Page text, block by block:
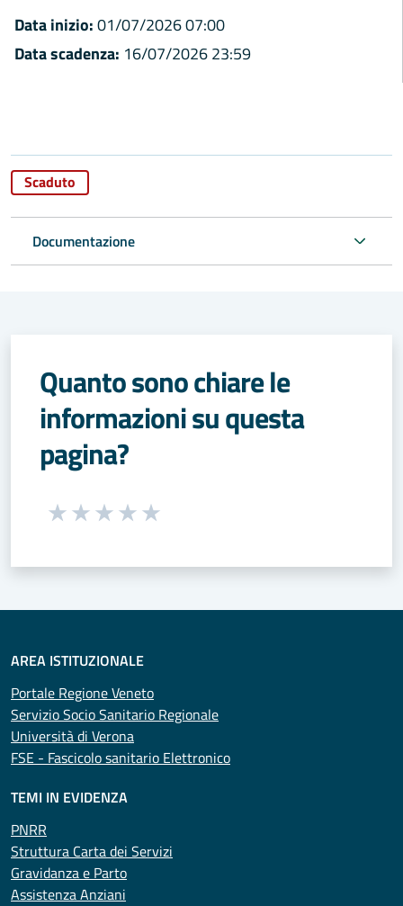
Data inizio:01/07/2026 07:00
Data scadenza: 16/07/2026 23:59
Scaduto
Documentazione
Quanto sono chiare le
informazioni su questa
pagina?
Seleziona una valutazione da 1 a 5 stelle
AREA ISTITUZIONALE
Portale Regione Veneto
Servizio Socio Sanitario Regionale
Università di Verona
FSE - Fascicolo sanitario Elettronico
TEMI IN EVIDENZA
PNRR
Struttura Carta dei Servizi
Gravidanza e Parto
Assistenza Anziani